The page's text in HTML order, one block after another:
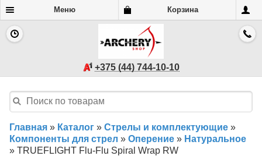
Меню Корзина
+375 (44) 744-10-10
Главная » Каталог » Стрелы и комплектующие »
Компоненты для стрел » Оперение » Натуральное
» TRUEFLIGHT Flu-Flu Spiral Wrap RW